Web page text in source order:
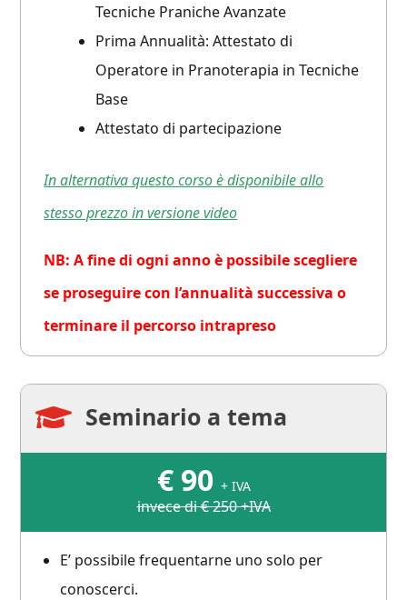
Tecniche Praniche Avanzate
Prima Annualità: Attestato di
Operatore in Pranoterapia in Tecniche
Base
Attestato di partecipazione
In alternativa questo corso è disponibile allo
stesso prezzo in versione video
NB: A fine di ogni anno è possibile scegliere
se proseguire con l’annualità successiva o
terminare il percorso intrapreso
 Seminario a tema
€90 + IVA
invece di € 250 +IVA
E’ possibile frequentarne uno solo per
conoscerci.